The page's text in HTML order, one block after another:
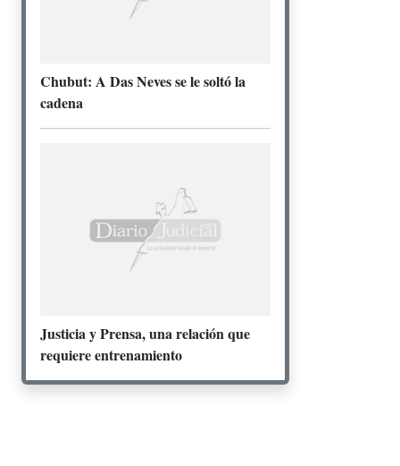
Chubut: A Das Neves se le soltó la
cadena
Justicia y Prensa, una relación que
requiere entrenamiento